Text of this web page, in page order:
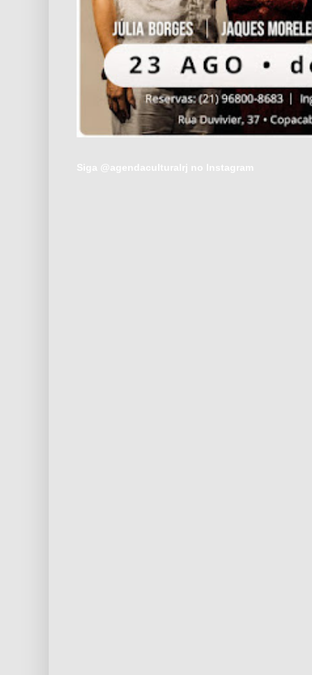
Siga @agendaculturalrj no Instagram